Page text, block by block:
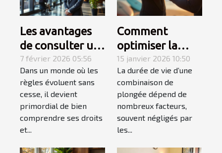
Les avantages
de consulter un
spécialiste du
droit
7 février 2026 05:56
Dans un monde où les
règles évoluent sans
cesse, il devient
primordial de bien
comprendre ses droits
et...
Comment
optimiser la
durabilité de
votre
combinaison de
plongée ?
15 janvier 2026 10:50
La durée de vie d’une
combinaison de
plongée dépend de
nombreux facteurs,
souvent négligés par
les...